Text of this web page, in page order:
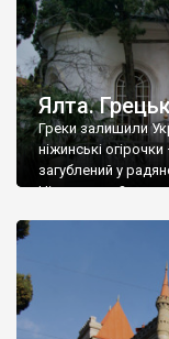
Ялта.
Греки залишили
ніжинські
загублений у
Ніжин греки?